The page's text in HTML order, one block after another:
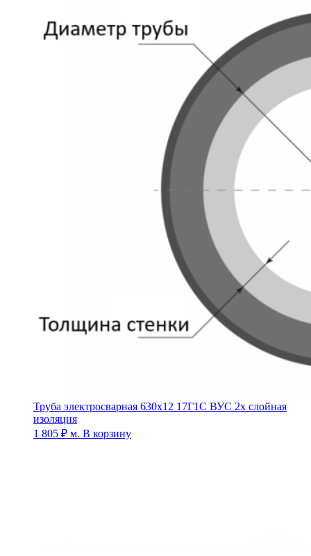
Труба электросварная 630х12 17Г1С ВУС 2х слойная
изоляция
1 805 ₽ м. В корзину